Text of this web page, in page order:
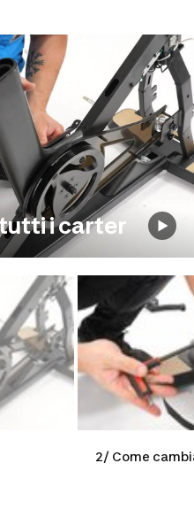
i carter
2/ Come